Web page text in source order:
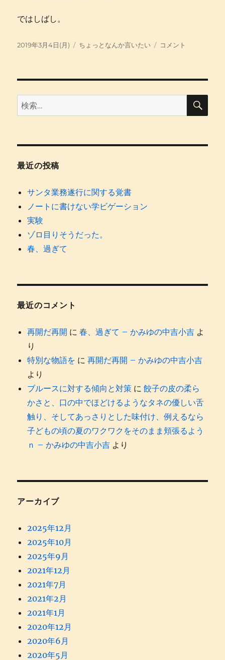
ではしばし。
投
2019年3月4日(月)
カ
ちょっとなんか言いたい
心
日々
は、
コメント
検
索:
検
最近の投稿
サンタ業務遂行に関する覚書
ノートに書けない学ビゲーション
実験
ゾロ目りそうだった。
春、過ぎて
最近のコメント
再開だ再開 に春、過ぎて – かみゆの中吉小吉 よ
り
特別な物語を に再開だ再開 – かみゆの中吉小吉
より
ブルースに対する傾向と対策 に餃子の皮の柔ら
かさと、口の中でほどけるようなタネの優しい舌
触り、そしてあっさりとした味付け、例えるなら
子どもの頃の夏のワクワクをそのまま頬張るよう
ｎ – かみゆの中吉小吉 より
アーカイブ
2025年12月
2025年10月
2025年9月
2021年12月
2021年7月
2021年2月
2021年1月
2020年12月
2020年6月
2020年5月